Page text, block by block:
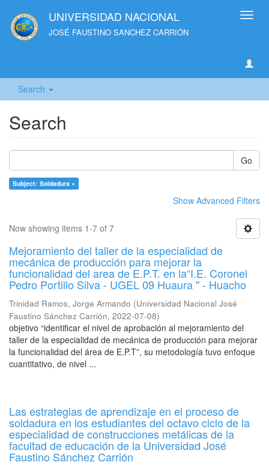
UNIVERSIDAD NACIONAL
JOSÉ FAUSTINO SANCHEZ CARRIÓN
Search
Search
Go
Subject: Soldadura ×
Show Advanced Filters
Now showing items 1-7 of 7
Mejoramiento del taller de la especialidad de
mecánica de producción para mejorar la
funcionalidad del area de E.P.T. en la“I.E. Coronel
Pedro Portillo Silva - UGEL 09 Huaura " - Huacho
Trinidad Ramos, Jorge Armando (Universidad Nacional José
Faustino Sánchez Carrión, 2022-07-08)
objetivo “identificar el nivel de aprobación al mejoramiento del
taller de la especialidad de mecánica de producción para mejorar
la funcionalidad del área de E.P.T”, su metodología tuvo enfoque
cuantitativo, de nivel ...
Las estrategias de aprendizaje en el proceso de
soldadura en los estudiantes del octavo ciclo de la
especialidad de construcciones metálicas de la
facultad de educación de la Universidad José
Faustino Sánchez Carrión